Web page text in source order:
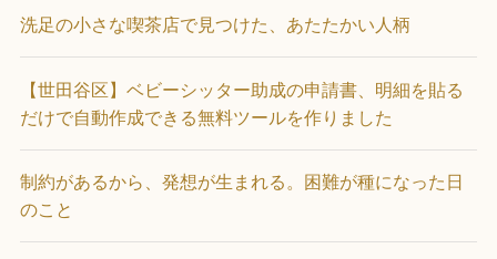
洗足の小さな喫茶店で見つけた、あたたかい人柄
【世田谷区】ベビーシッター助成の申請書、明細を貼る
だけで自動作成できる無料ツールを作りました
制約があるから、発想が生まれる。困難が種になった日
のこと